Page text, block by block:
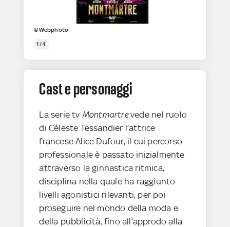
©Webphoto
1/4
Cast e personaggi
La serie tv Montmartrevede nel ruolo
di Céleste Tessandier l’attrice
francese Alice Dufour, il cui percorso
professionale è passato inizialmente
attraverso la ginnastica ritmica,
disciplina nella quale ha raggiunto
livelli agonistici rilevanti, per poi
proseguire nel mondo della moda e
della pubblicità, fino all’approdo alla